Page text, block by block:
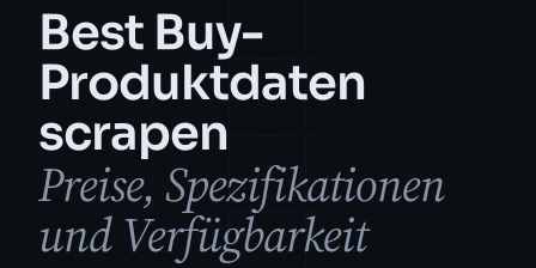
Best Buy-
Produktdaten
scrapen
Preise, Spezifikationen
und Verfügbarkeit